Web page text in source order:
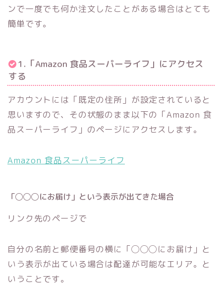
ンで一度でも何か注文したことがある場合はとても
簡単です。
1.「Amazon 食品スーパーライフ」にアクセス
する
アカウントには「既定の住所」が設定されていると
思いますので、その状態のまま以下の「Amazon 食
品スーパーライフ」のページにアクセスします。
Amazon 食品スーパーライフ
「◯◯◯にお届け」という表示が出てきた場合
リンク先のページで
自分の名前と郵便番号の横に「◯◯◯にお届け」と
いう表示が出ている場合は配達が可能なエリア。と
いうことです。